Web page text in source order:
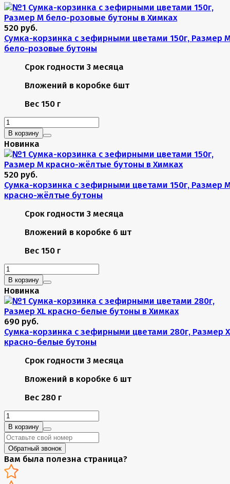
520 руб.
Сумка-корзинка с зефирными цветами 150г, Размер
бело-розовые бутоны
Срок годности 3 месяца
Вложений в коробке 6шт
Вес 150 г
В корзину
Новинка
520 руб.
Сумка-корзинка с зефирными цветами 150г, Размер
красно-жёлтые бутоны
Срок годности 3 месяца
Вложений в коробке 6 шт
Вес 150 г
В корзину
Новинка
690 руб.
Сумка-корзинка с зефирными цветами 280г, Размер
красно-белые бутоны
Срок годности 3 месяца
Вложений в коробке 6 шт
Вес 280 г
В корзину
Обратный звонок
Вам была полезна страница?